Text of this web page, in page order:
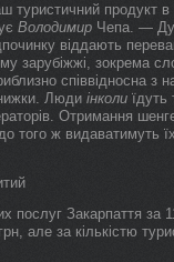
продукт в
Володимир Чепа. —
віддають
зарубіжжі, зокрема
співвідносна з
Люди інколи їдуть
Отримання
того ж видаватимуть
послуг Закарпаття за
але за кількістю